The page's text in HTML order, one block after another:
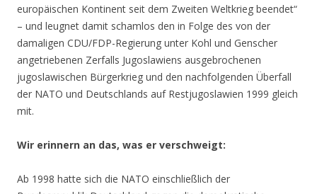
europäischen Kontinent seit dem Zweiten Weltkrieg beendet“
– und leugnet damit schamlos den in Folge des von der
damaligen CDU/FDP-Regierung unter Kohl und Genscher
angetriebenen Zerfalls Jugoslawiens ausgebrochenen
jugoslawischen Bürgerkrieg und den nachfolgenden Überfall
der NATO und Deutschlands auf Restjugoslawien 1999 gleich
mit.
Wir erinnern an das, was er verschweigt:
Ab 1998 hatte sich die NATO einschließlich der